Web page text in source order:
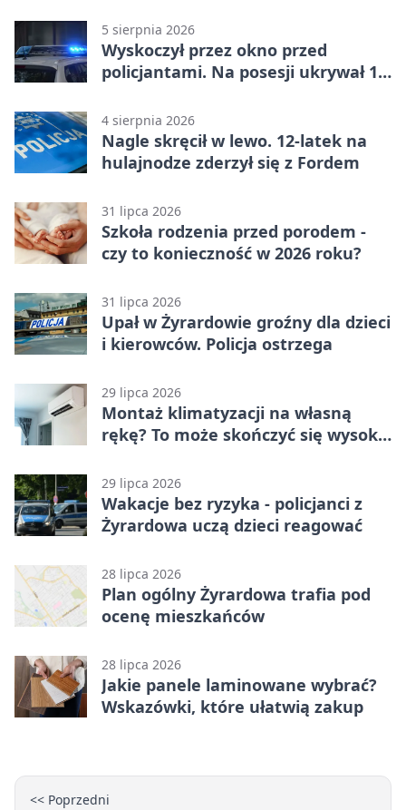
5 sierpnia 2026
Wyskoczył przez okno przed
policjantami. Na posesji ukrywał 12
4 sierpnia 2026
Nagle skręcił w lewo. 12-latek na
hulajnodze zderzył się z Fordem
31 lipca 2026
Szkoła rodzenia przed porodem -
czy to konieczność w 2026 roku?
31 lipca 2026
Upał w Żyrardowie groźny dla dzieci
i kierowców. Policja ostrzega
29 lipca 2026
Montaż klimatyzacji na własną
rękę? To może skończyć się wysoką
29 lipca 2026
Wakacje bez ryzyka - policjanci z
Żyrardowa uczą dzieci reagować
28 lipca 2026
Plan ogólny Żyrardowa trafia pod
ocenę mieszkańców
28 lipca 2026
Jakie panele laminowane wybrać?
Wskazówki, które ułatwią zakup
<< Poprzedni